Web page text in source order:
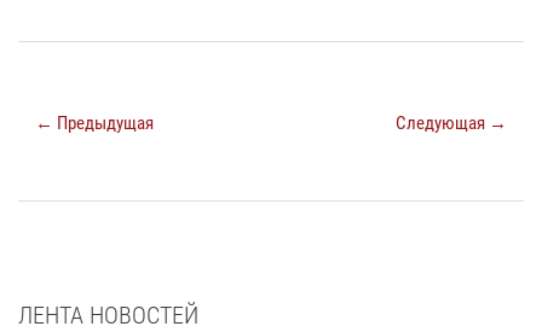
← Предыдущая Следующая →
ЛЕНТА НОВОСТЕЙ